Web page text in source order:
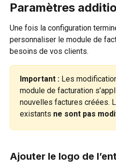
Paramètres
Une fois la configuration
personnaliser le module de
besoins de vos clients.
Important : Les
module de facturation
nouvelles factures créées.
existants ne sont pas
Ajouter le logo de